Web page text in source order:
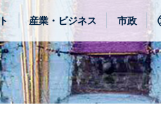
産業・ビジネス 市政